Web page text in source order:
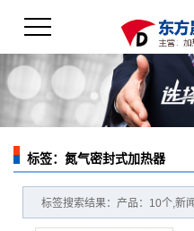
标签：氮气密封式加热器
标签搜索结果：产品：10个,新